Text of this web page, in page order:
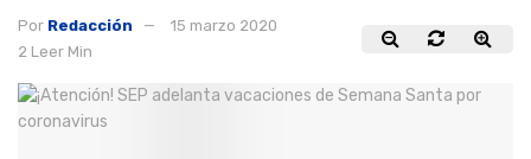
Por Redacción
15 marzo 2020
2 Leer Min